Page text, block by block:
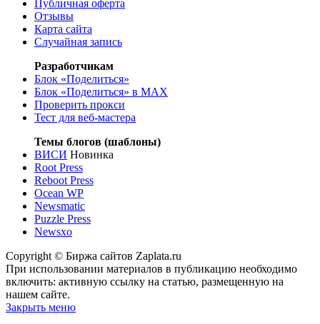
Публичная оферта
Отзывы
Карта сайта
Случайная запись
Разработчикам
Блок «Поделиться»
Блок «Поделиться» в MAX
Проверить прокси
Тест для веб-мастера
Темы блогов (шаблоны)
ВИСИ Новинка
Root Press
Reboot Press
Ocean WP
Newsmatic
Puzzle Press
Newsxo
Copyright © Биржа сайтов Zaplata.ru
При использовании материалов в публикацию необходимо
включить: активную ссылку на статью, размещенную на
нашем сайте.
Закрыть меню